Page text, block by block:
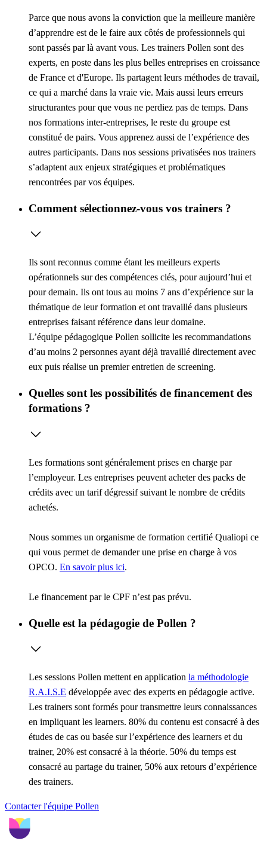
Parce que nous avons la conviction que la meilleure manière
d’apprendre est de le faire aux côtés de professionnels qui
sont passés par là avant vous. Les trainers Pollen sont des
experts, en poste dans les plus belles entreprises en croissance
de France et d'Europe. Ils partagent leurs méthodes de travail,
ce qui a marché dans la vraie vie. Mais aussi leurs erreurs
structurantes pour que vous ne perdiez pas de temps. Dans
nos formations inter-entreprises, le reste du groupe est
constitué de pairs. Vous apprenez aussi de l’expérience des
autres participants. Dans nos sessions privatisées nos trainers
s’adaptent aux enjeux stratégiques et problématiques
rencontrées par vos équipes.
Comment sélectionnez-vous vos trainers ?
Ils sont reconnus comme étant les meilleurs experts
opérationnels sur des compétences clés, pour aujourd’hui et
pour demain. Ils ont tous au moins 7 ans d’expérience sur la
thématique de leur formation et ont travaillé dans plusieurs
entreprises faisant référence dans leur domaine.
L’équipe pédagogique Pollen sollicite les recommandations
d’au moins 2 personnes ayant déjà travaillé directement avec
eux puis réalise un premier entretien de screening.
Quelles sont les possibilités de financement des
formations ?
Les formations sont généralement prises en charge par
l’employeur. Les entreprises peuvent acheter des packs de
crédits avec un tarif dégressif suivant le nombre de crédits
achetés.
Nous sommes un organisme de formation certifié Qualiopi ce
qui vous permet de demander une prise en charge à vos
OPCO. En savoir plus ici.
Le financement par le CPF n’est pas prévu.
Quelle est la pédagogie de Pollen ?
Les sessions Pollen mettent en application la méthodologie
R.A.I.S.E développée avec des experts en pédagogie active.
Les trainers sont formés pour transmettre leurs connaissances
en impliquant les learners. 80% du contenu est consacré à des
études de cas ou basée sur l’expérience des learners et du
trainer, 20% est consacré à la théorie. 50% du temps est
consacré au partage du trainer, 50% aux retours d’expérience
des trainers.
Contacter l'équipe Pollen